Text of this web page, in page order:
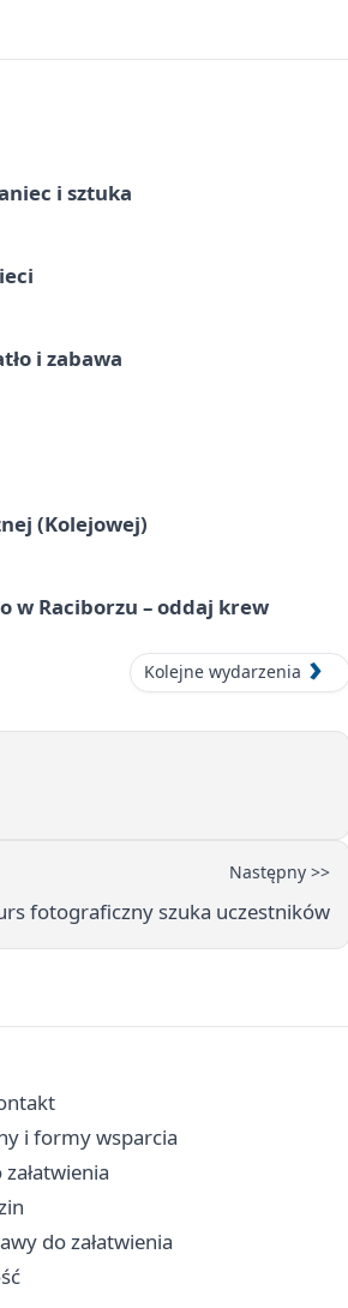
i sztuka
i zabawa
(Kolejowej)
w Raciborzu – oddaj krew
Kolejne wydarzenia
Następny >>
fotograficzny szuka uczestników
i formy wsparcia
do załatwienia